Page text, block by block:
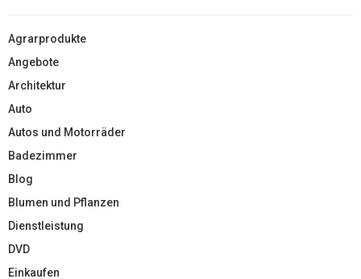
Agrarprodukte
Angebote
Architektur
Auto
Autos und Motorräder
Badezimmer
Blog
Blumen und Pflanzen
Dienstleistung
DVD
Einkaufen